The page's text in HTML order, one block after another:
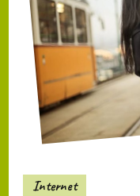
Internet